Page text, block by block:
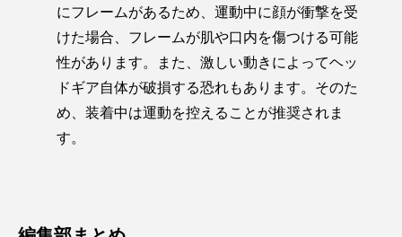
にフレームがあるため、運動中に顔が衝撃を受
けた場合、フレームが肌や口内を傷つける可能
性があります。また、激しい動きによってヘッ
ドギア自体が破損する恐れもあります。そのた
め、装着中は運動を控えることが推奨されま
す。